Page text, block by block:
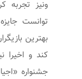
ونیز تجربه
توانست
بهترین
کند و اخیرا
جشنواره